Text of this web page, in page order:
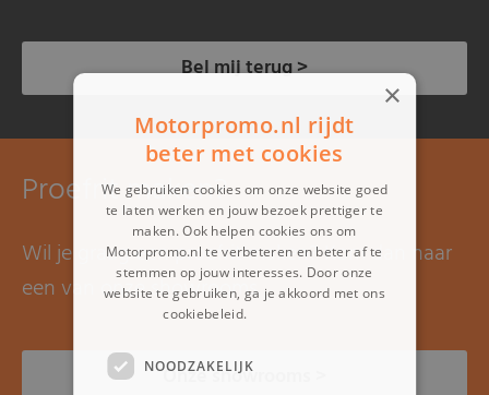
Bel mij terug >
Proefrit maken?
Wil je graag een proefrit maken? Kom dan naar
een van onze showrooms.
Onze showrooms >
×
Motorpromo.nl rijdt
beter met cookies
We gebruiken cookies om onze website goed
te laten werken en jouw bezoek prettiger te
maken. Ook helpen cookies ons om
Motorpromo.nl te verbeteren en beter af te
stemmen op jouw interesses. Door onze
website te gebruiken, ga je akkoord met ons
cookiebeleid.
NOODZAKELIJK